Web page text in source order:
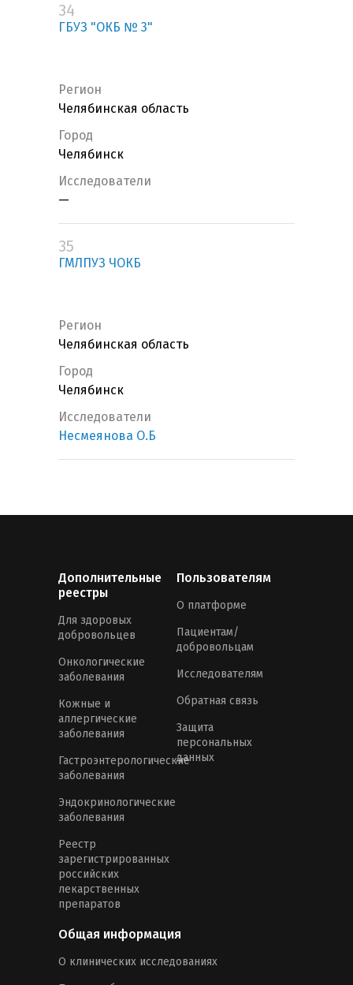
34
ГБУЗ "ОКБ № 3"
Регион
Челябинская область
Город
Челябинск
Исследователи
—
35
ГМЛПУЗ ЧОКБ
Регион
Челябинская область
Город
Челябинск
Исследователи
Несмеянова О.Б
Дополнительные
реестры
Для здоровых
добровольцев
Онкологические
заболевания
Кожные и
аллергические
заболевания
Гастроэнтерологические
заболевания
Эндокринологические
заболевания
Реестр
зарегистрированных
российских
лекарственных
препаратов
Пользователям
О платформе
Пациентам/
добровольцам
Исследователям
Обратная связь
Защита
персональных
данных
Общая информация
О клинических исследованиях